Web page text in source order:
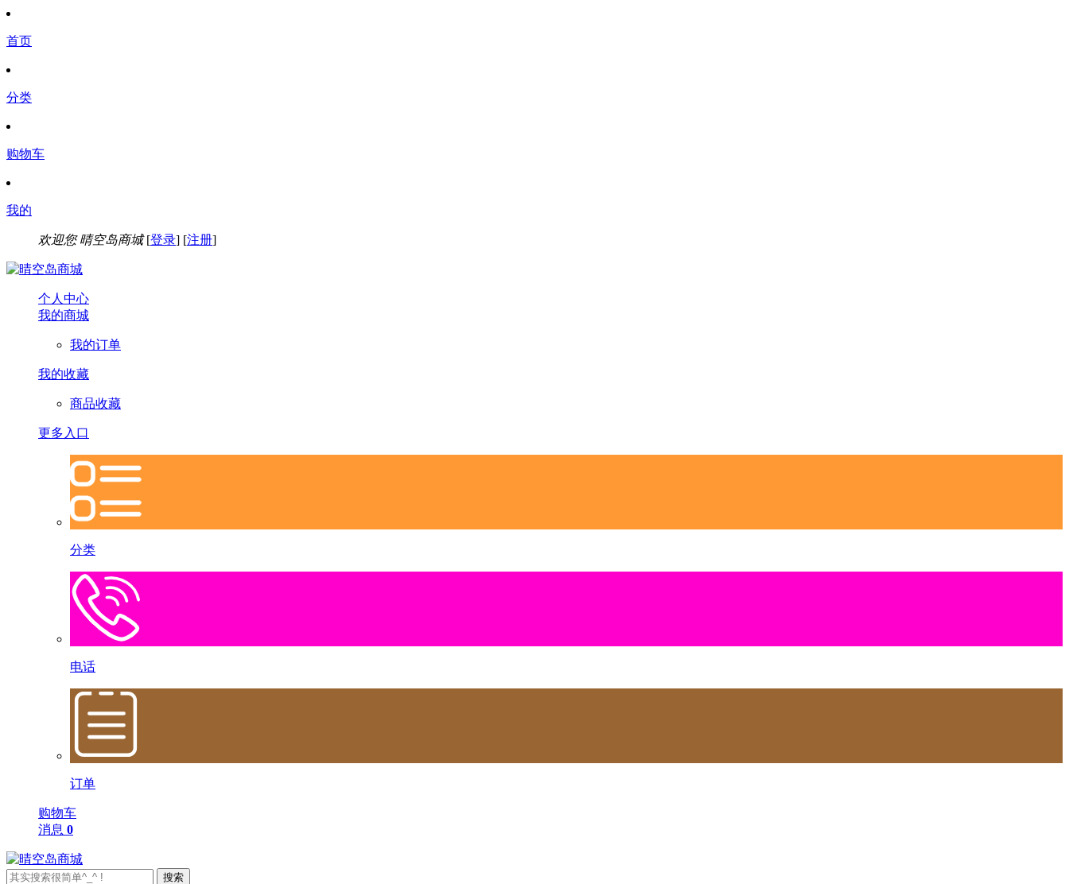
首页
分类
购物车
我的
欢迎您 晴空岛商城[登录] [注册]
个人中心
我的商城
我的订单
我的收藏
商品收藏
更多入口
分类
电话
订单
购物车
消息 0
搜索